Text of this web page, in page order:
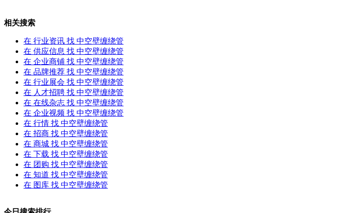
相关搜索
在 行业资讯 找 中空壁缠绕管
在 供应信息 找 中空壁缠绕管
在 企业商铺 找 中空壁缠绕管
在 品牌推荐 找 中空壁缠绕管
在 行业展会 找 中空壁缠绕管
在 人才招聘 找 中空壁缠绕管
在 在线杂志 找 中空壁缠绕管
在 企业视频 找 中空壁缠绕管
在 行情 找 中空壁缠绕管
在 招商 找 中空壁缠绕管
在 商城 找 中空壁缠绕管
在 下载 找 中空壁缠绕管
在 团购 找 中空壁缠绕管
在 知道 找 中空壁缠绕管
在 图库 找 中空壁缠绕管